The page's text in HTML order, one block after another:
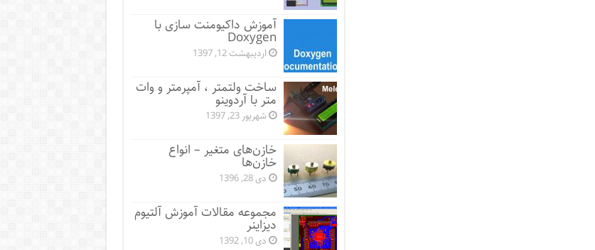
آموزش داکیومنت سازی با
Doxygen
اردیبهشت 12, 1397
ساخت ولتمتر ، آمپرمتر و وات
متر با آردوینو
شهریور 23, 1397
خازن‌های متغیر – انواع
خازن‌ها
دی 28, 1396
مجموعه مقالات آموزش آلتیوم
دیزاینر
دی 10, 1392